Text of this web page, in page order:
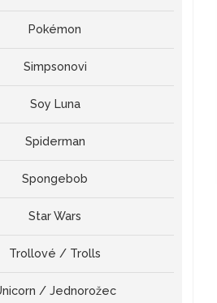
Pokémon
Simpsonovi
Soy Luna
Spiderman
Spongebob
Star Wars
Trollové / Trolls
/ Jednorožec